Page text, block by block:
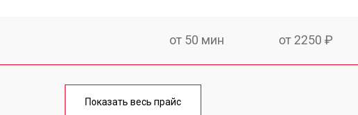
от 50 мин от 2250 ₽
от 60 мин
Показать весь прайс